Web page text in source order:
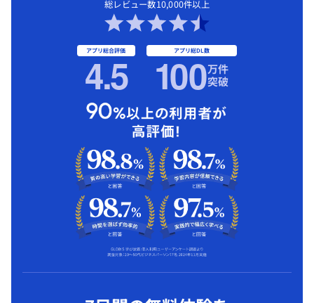
総レビュー数10,000件以上
アプリ総合評価
4.5 アプリ総DL数
100万件
突破